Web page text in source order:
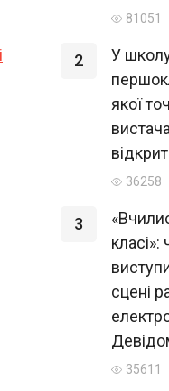
81051
2
У
якої
36258
3
класі»:
сцені
35611